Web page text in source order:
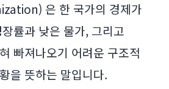
은 한 국가의 경제가
률과 낮은 물가, 그리고
빠져나오기 어려운 구조적
을 뜻하는 말입니다.